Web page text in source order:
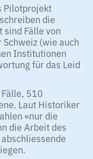
Pilotprojekt
die
Fälle von
(wie auch
Institutionen
für das Leid
510
Laut Historiker
«nur die
die Arbeit des